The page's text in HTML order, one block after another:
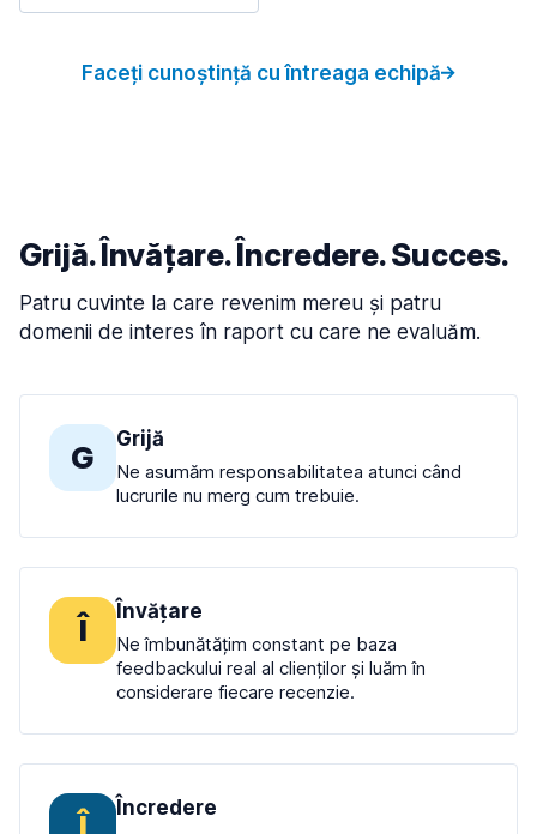
Faceți cunoștință cu întreaga echipă
Grijă. Învățare. Încredere. Succes.
Patru cuvinte la care revenim mereu și patru
domenii de interes în raport cu care ne evaluăm.
G Grijă
Ne asumăm responsabilitatea atunci când
lucrurile nu merg cum trebuie.
Î Învățare
Ne îmbunătățim constant pe baza
feedbackului real al clienților și luăm în
considerare fiecare recenzie.
Încredere